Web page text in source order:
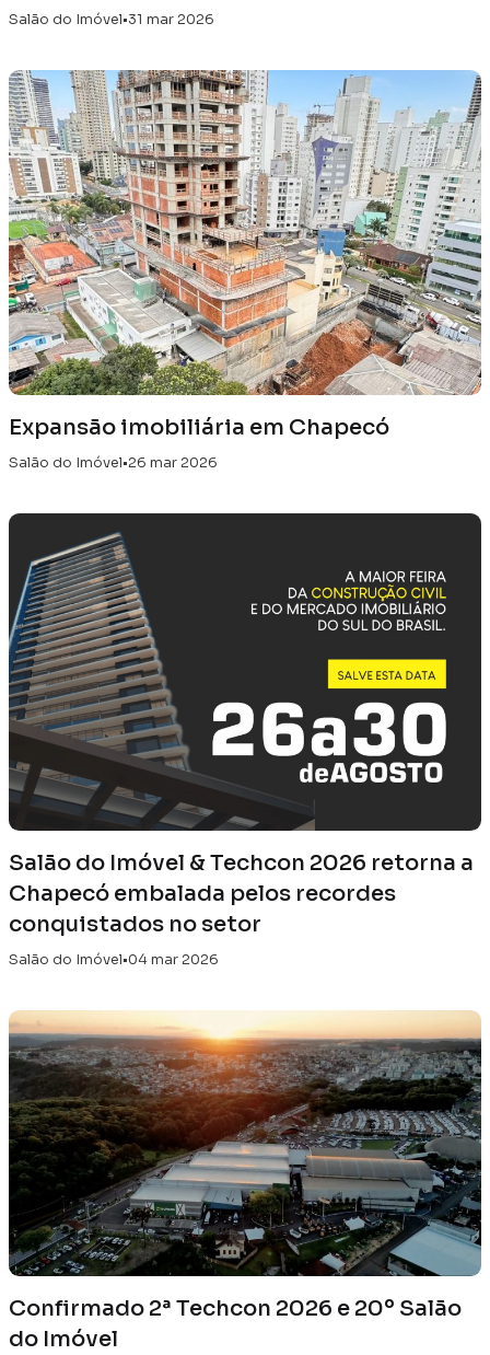
Salão do Imóvel•31 mar 2026
Expansão imobiliária em Chapecó
Salão do Imóvel•26 mar 2026
Salão do Imóvel & Techcon 2026 retorna a
Chapecó embalada pelos recordes
conquistados no setor
Salão do Imóvel•04 mar 2026
Confirmado 2ª Techcon 2026 e 20º Salão
do Imóvel